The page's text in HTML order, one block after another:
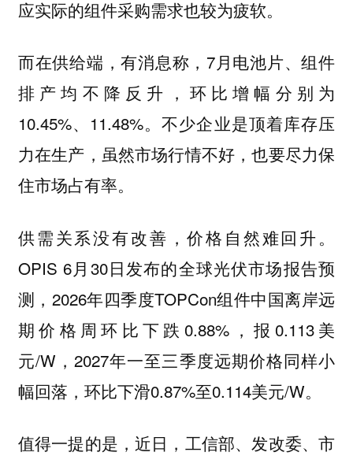
应实际的组件采购需求也较为疲软。
而在供给端，有消息称，7月电池片、组件
排产均不降反升，环比增幅分别为
10.45%、11.48%。不少企业是顶着库存压
力在生产，虽然市场行情不好，也要尽力保
住市场占有率。
供需关系没有改善，价格自然难回升。
OPIS 6月30日发布的全球光伏市场报告预
测，2026年四季度TOPCon组件中国离岸远
期价格周环比下跌0.88%，报0.113美
元/W，2027年一至三季度远期价格同样小
幅回落，环比下滑0.87%至0.114美元/W。
值得一提的是，近日，工信部、发改委、市